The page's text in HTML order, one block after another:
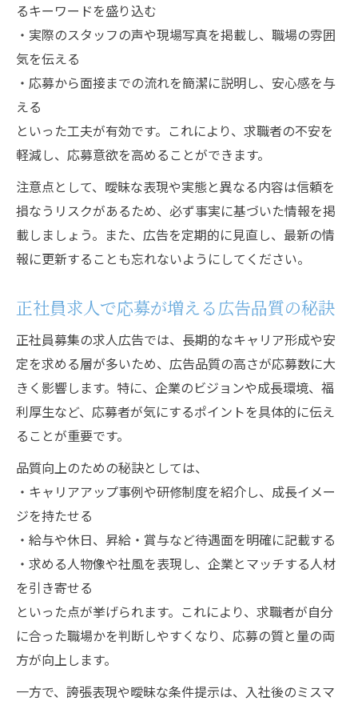
るキーワードを盛り込む
・実際のスタッフの声や現場写真を掲載し、職場の雰囲
気を伝える
・応募から面接までの流れを簡潔に説明し、安心感を与
える
といった工夫が有効です。これにより、求職者の不安を
軽減し、応募意欲を高めることができます。
注意点として、曖昧な表現や実態と異なる内容は信頼を
損なうリスクがあるため、必ず事実に基づいた情報を掲
載しましょう。また、広告を定期的に見直し、最新の情
報に更新することも忘れないようにしてください。
正社員求人で応募が増える広告品質の秘訣
正社員募集の求人広告では、長期的なキャリア形成や安
定を求める層が多いため、広告品質の高さが応募数に大
きく影響します。特に、企業のビジョンや成長環境、福
利厚生など、応募者が気にするポイントを具体的に伝え
ることが重要です。
品質向上のための秘訣としては、
・キャリアアップ事例や研修制度を紹介し、成長イメー
ジを持たせる
・給与や休日、昇給・賞与など待遇面を明確に記載する
・求める人物像や社風を表現し、企業とマッチする人材
を引き寄せる
といった点が挙げられます。これにより、求職者が自分
に合った職場かを判断しやすくなり、応募の質と量の両
方が向上します。
一方で、誇張表現や曖昧な条件提示は、入社後のミスマ